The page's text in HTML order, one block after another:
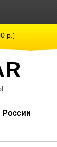
р.)
России